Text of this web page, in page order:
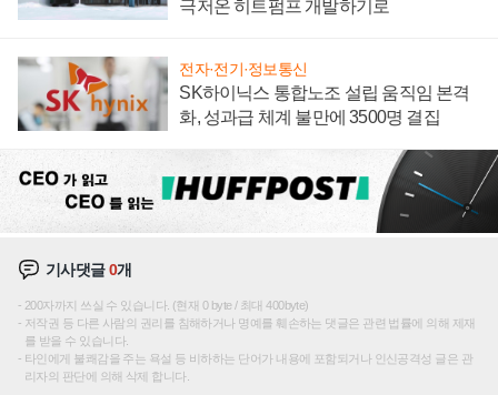
극저온 히트펌프 개발하기로
전자·전기·정보통신
SK하이닉스 통합노조 설립 움직임 본격
화, 성과급 체계 불만에 3500명 결집
기사댓글0개
200자까지 쓰실 수 있습니다. (현재 0 byte / 최대 400byte)
저작권 등 다른 사람의 권리를 침해하거나 명예를 훼손하는 댓글은 관련 법률에 의해 제재
를 받을 수 있습니다.
타인에게 불쾌감을 주는 욕설 등 비하하는 단어가 내용에 포함되거나 인신공격성 글은 관
리자의 판단에 의해 삭제 합니다.